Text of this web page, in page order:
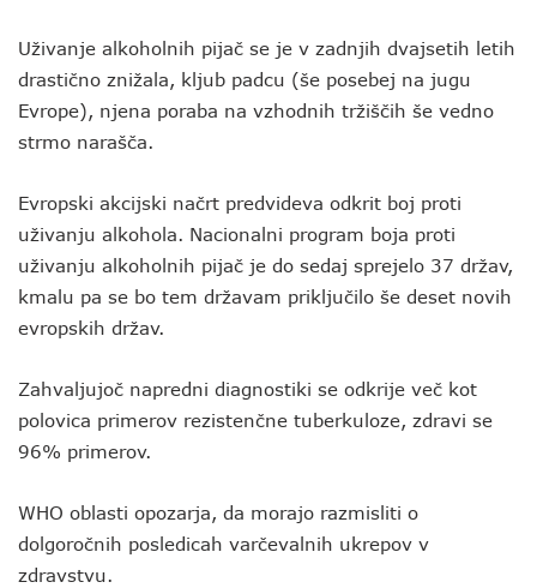
Uživanje alkoholnih pijač se je v zadnjih dvajsetih letih
drastično znižala, kljub padcu (še posebej na jugu
Evrope), njena poraba na vzhodnih tržiščih še vedno
strmo narašča.
Evropski akcijski načrt predvideva odkrit boj proti
uživanju alkohola. Nacionalni program boja proti
uživanju alkoholnih pijač je do sedaj sprejelo 37 držav,
kmalu pa se bo tem državam priključilo še deset novih
evropskih držav.
Zahvaljujoč napredni diagnostiki se odkrije več kot
polovica primerov rezistenčne tuberkuloze, zdravi se
96% primerov.
WHO oblasti opozarja, da morajo razmisliti o
dolgoročnih posledicah varčevalnih ukrepov v
zdravstvu.